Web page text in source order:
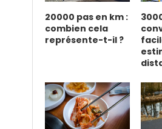
20000 pas en km :
combien cela
représente-t-il ?